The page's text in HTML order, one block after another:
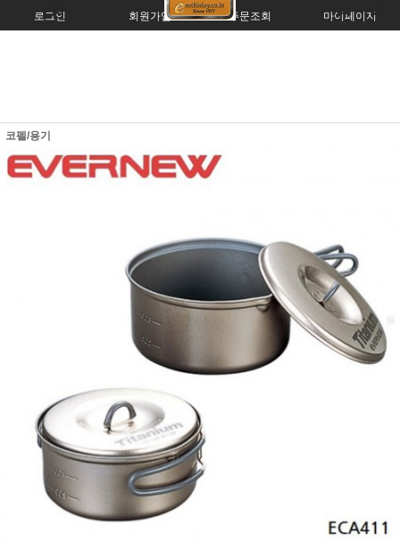
로그인 회원가입 주문조회 마이페이지
코펠/용기